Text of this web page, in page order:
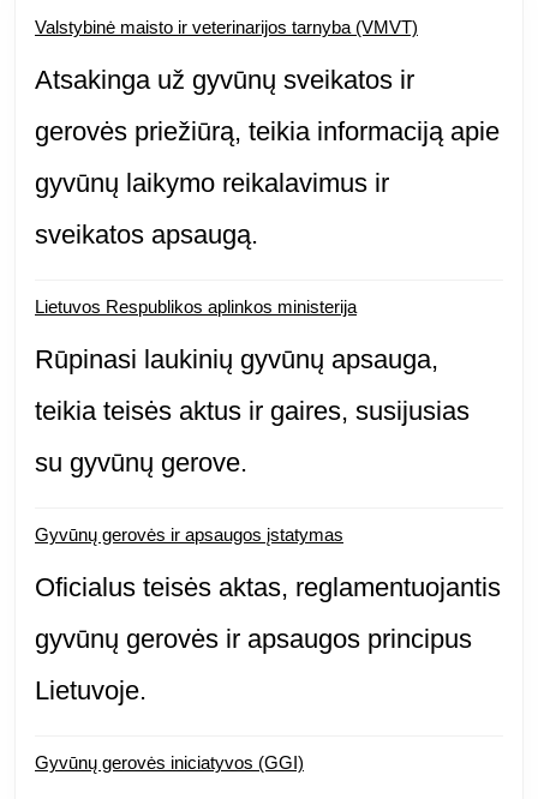
Valstybinė maisto ir veterinarijos tarnyba (VMVT)
Atsakinga už gyvūnų sveikatos ir
gerovės priežiūrą, teikia informaciją apie
gyvūnų laikymo reikalavimus ir
sveikatos apsaugą.
Lietuvos Respublikos aplinkos ministerija
Rūpinasi laukinių gyvūnų apsauga,
teikia teisės aktus ir gaires, susijusias
su gyvūnų gerove.
Gyvūnų gerovės ir apsaugos įstatymas
Oficialus teisės aktas, reglamentuojantis
gyvūnų gerovės ir apsaugos principus
Lietuvoje.
Gyvūnų gerovės iniciatyvos (GGI)